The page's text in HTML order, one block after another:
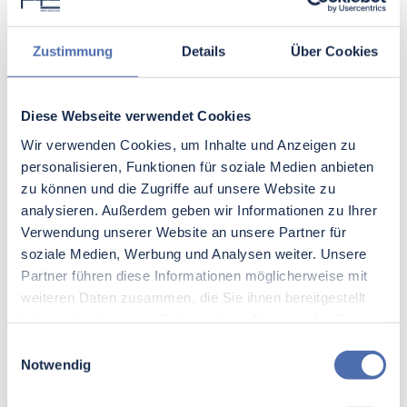
Zustimmung Details Über Cookies
Diese Webseite verwendet Cookies
Wir verwenden Cookies, um Inhalte und Anzeigen zu
personalisieren, Funktionen für soziale Medien anbieten
zu können und die Zugriffe auf unsere Website zu
analysieren. Außerdem geben wir Informationen zu Ihrer
Verwendung unserer Website an unsere Partner für
soziale Medien, Werbung und Analysen weiter. Unsere
Partner führen diese Informationen möglicherweise mit
weiteren Daten zusammen, die Sie ihnen bereitgestellt
Notwendig
kreativen Denkens anregt. Des Weiteren ist ein
motiviertes Team häufig besser in der Lage,
Herausforderungen zu meistern und die interne
Dynamik positiv zu beeinflussen.
Verstärkter Teamgeist und Zusammenhalt
durch Teambuilding und
Mitarbeiterveranstaltungen
Auf der anderen Seite führen regelmäßige
Teambuilding-Veranstaltungen zu einem
intensivierten Teamgeist. Die Möglichkeit,
außerhalb des normalen Arbeitsumfelds
zusammenzukommen, fördert Bindungen, die
innerhalb von Arbeitsgruppen ansonsten
Barrieren abzubauen und Vertrauen
aufzubauen, was zu einem stärkeren